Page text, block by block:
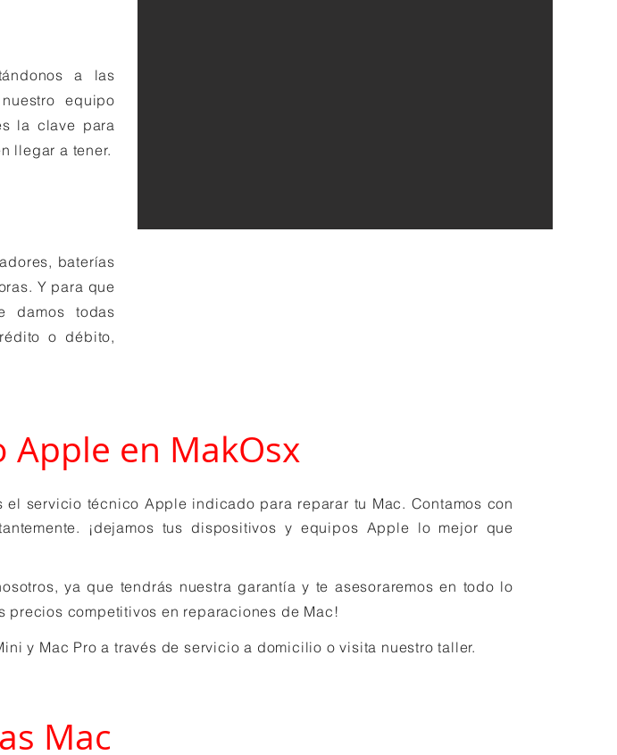
a las
equipo
la clave para
llegar a tener.
baterías
Y para que
damos todas
o débito,
Apple en MakOsx
el servicio técnico Apple indicado para reparar tu Mac. Contamos con
¡dejamos tus dispositivos y equipos Apple lo mejor que
ya que tendrás nuestra garantía y te asesoraremos en todo lo
precios competitivos en reparaciones de Mac!
y Mac Pro a través de servicio a domicilio o visita nuestro taller.
Mac